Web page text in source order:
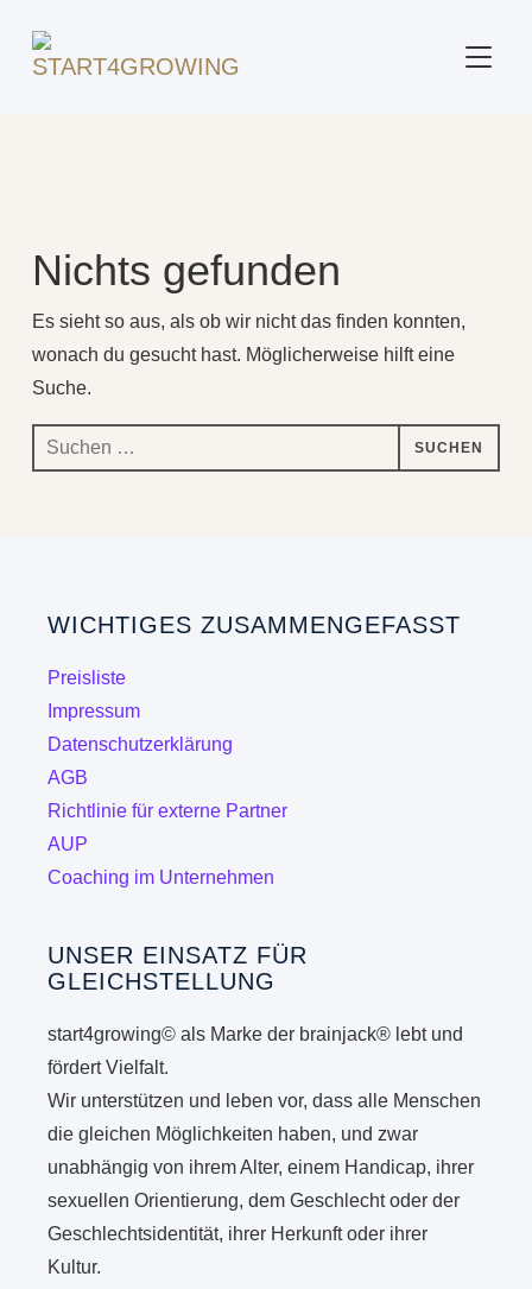
Nichts gefunden
Es sieht so aus, als ob wir nicht das finden konnten,
wonach du gesucht hast. Möglicherweise hilft eine
Suche.
Suchen
nach:
WICHTIGES ZUSAMMENGEFASST
Preisliste
Impressum
Datenschutzerklärung
AGB
Richtlinie für externe Partner
AUP
Coaching im Unternehmen
UNSER EINSATZ FÜR
GLEICHSTELLUNG
start4growing© als Marke der brainjack® lebt und
fördert Vielfalt.
Wir unterstützen und leben vor, dass alle Menschen
die gleichen Möglichkeiten haben, und zwar
unabhängig von ihrem Alter, einem Handicap, ihrer
sexuellen Orientierung, dem Geschlecht oder der
Geschlechtsidentität, ihrer Herkunft oder ihrer
Kultur.